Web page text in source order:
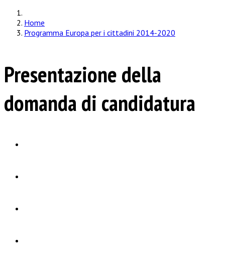
Home
Programma Europa per i cittadini 2014-2020
Presentazione della
domanda di candidatura